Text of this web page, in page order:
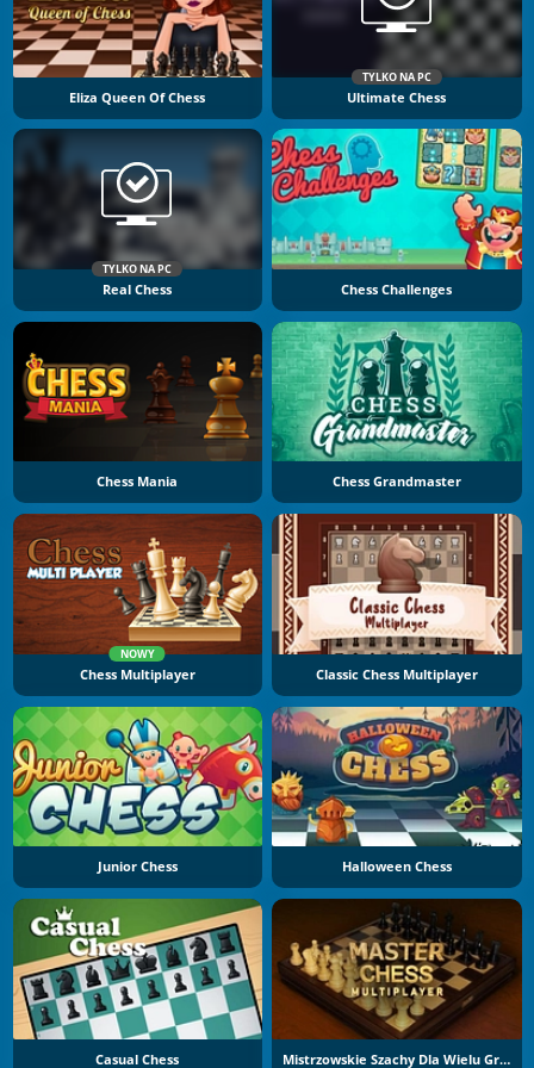
Eliza Queen Of Chess
TYLKO NA PC
Ultimate Chess
TYLKO NA PC
Real Chess Chess Challenges
Chess Mania Chess Grandmaster
NOWY
Chess Multiplayer Classic Chess Multiplayer
Junior Chess Halloween Chess
Casual Chess Mistrzowskie Szachy Dla Wielu Graczy